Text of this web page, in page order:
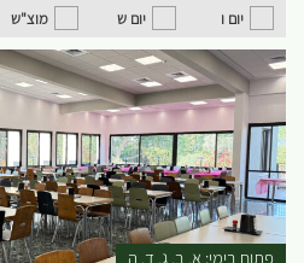
יום ו
יום ש מוצ"ש
פתוח בימי: א ב ג ד ה